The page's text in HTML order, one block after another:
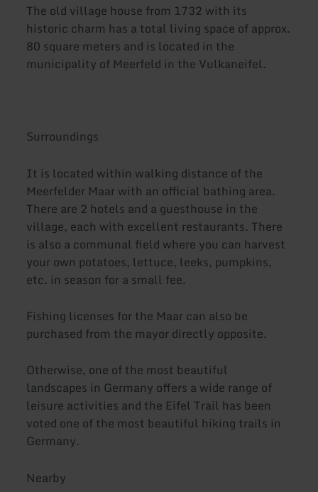
The old village house from 1732 with its
historic charm has a total living space of approx.
80 square meters and is located in the
municipality of Meerfeld in the Vulkaneifel.
Surroundings
It is located within walking distance of the
Meerfelder Maar with an official bathing area.
There are 2 hotels and a guesthouse in the
village, each with excellent restaurants. There
is also a communal field where you can harvest
your own potatoes, lettuce, leeks, pumpkins,
etc. in season for a small fee.
Fishing licenses for the Maar can also be
purchased from the mayor directly opposite.
Otherwise, one of the most beautiful
landscapes in Germany offers a wide range of
leisure activities and the Eifel Trail has been
voted one of the most beautiful hiking trails in
Germany.
Nearby